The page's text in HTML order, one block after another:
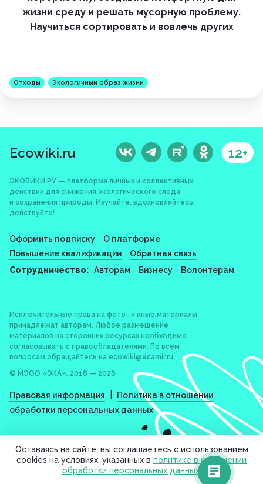
жизни среду и решать мусорную проблему.
Научиться сортировать и вовлечь других
Отходы Экологичный образ жизни
Ecowiki.ru 12+
ЭКОВИКИ.РУ — платформа личных и коллективных
действий для снижения экологического следа
и сохранения природы. Изучайте, вдохновляйтесь,
действуйте!
Оформить подписку
О платформе
Повышение квалификации
Обратная связь
Сотрудничество: Авторам Бизнесу Волонтерам
Исключительные права на фото- и иные материалы
принадлежат авторам. Любое размещение
материалов на сторонних ресурсах необходимо
согласовывать с правообладателями. По всем
вопросам обращайтесь на ecowiki@ecamir.ru
© МЭОО «ЭКА», 2018 — 2026
Правовая информация
Политика в отношении
обработки персональных данных
Оставаясь на сайте, вы соглашаетесь с использованием
cookies на условиях, указанных в политике в отношении
обработки персональных данных